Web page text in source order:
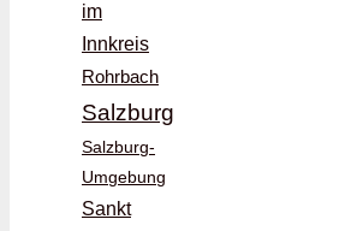
im
Innkreis
Rohrbach
Salzburg
Salzburg-
Umgebung
Sankt